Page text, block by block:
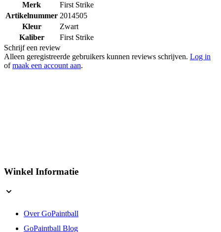
Merk
First Strike
Artikelnummer 2014505
Kleur
Zwart
Kaliber
First Strike
Schrijf een review
Alleen geregistreerde gebruikers kunnen reviews schrijven. Log in
ofmaak een account aan.
Winkel Informatie
Over GoPaintball
GoPaintball Blog